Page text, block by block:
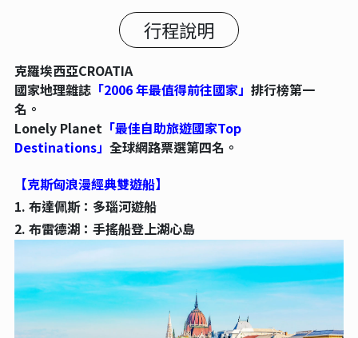
行程說明
克羅埃西亞CROATIA
國家地理雜誌「2006 年最值得前往國家」 排行榜第一
名。
Lonely Planet「最佳自助旅遊國家Top
Destinations」 全球網路票選第四名。
【克斯匈浪漫經典雙遊船】
1. 布達佩斯：多瑙河遊船
2. 布雷德湖：手搖船登上湖心島